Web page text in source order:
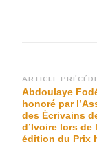
d’article
ARTICLE
Abdoulaye
honoré par
des Écrivains
d’Ivoire lors de
édition du Prix